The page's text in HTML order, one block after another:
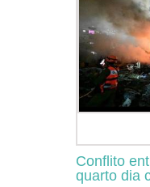
Conflito
quarto dia